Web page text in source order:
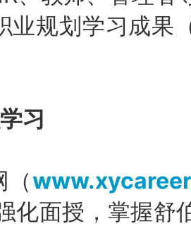
业规划学习成果
习
（
化面授，掌握舒